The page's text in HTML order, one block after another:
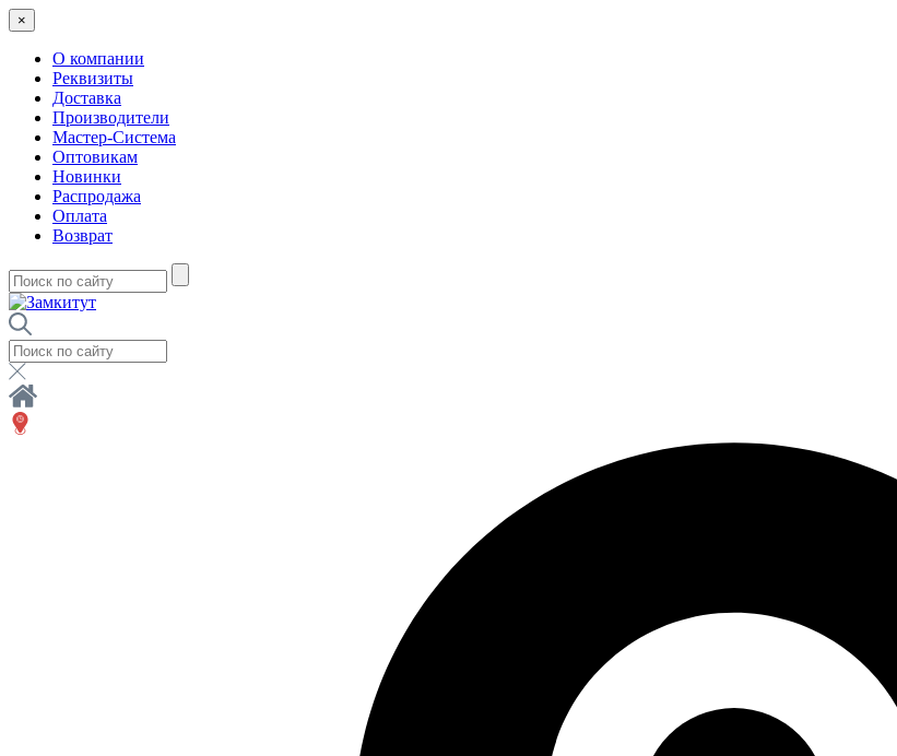
×
О компании
Реквизиты
Доставка
Производители
Мастер-Система
Оптовикам
Новинки
Распродажа
Оплата
Возврат